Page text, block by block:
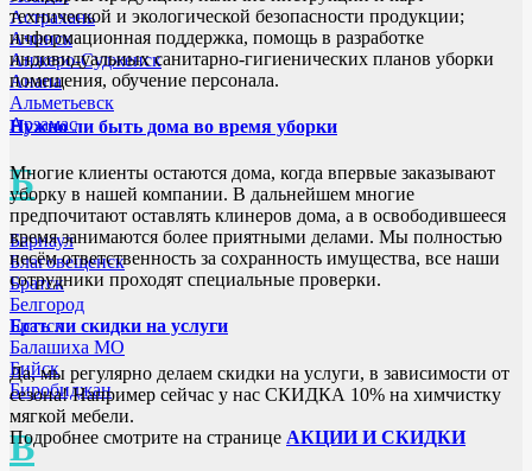
Астрахань
Ачинск
Анжеро-Судженск
Анапа
Альметьевск
Арзамас
Б
Барнаул
Благовещенск
Братск
Белгород
Братск
Балашиха МО
Бийск
Биробиджан
В
технической и экологической безопасности продукции;
информационная поддержка, помощь в разработке
индивидуальных санитарно-гигиенических планов уборки
помещения, обучение персонала.
Нужно ли быть дома во время уборки
Многие клиенты остаются дома, когда впервые заказывают
уборку в нашей компании. В дальнейшем многие
предпочитают оставлять клинеров дома, а в освободившееся
время занимаются более приятными делами. Мы полностью
несём ответственность за сохранность имущества, все наши
сотрудники проходят специальные проверки.
Есть ли скидки на услуги
Да, мы регулярно делаем скидки на услуги, в зависимости от
сезона! Например сейчас у нас СКИДКА 10% на химчистку
мягкой мебели.
Подробнее смотрите на странице АКЦИИ И СКИДКИ